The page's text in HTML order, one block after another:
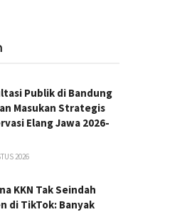
Publik di Bandung
Masukan Strategis
Elang Jawa 2026-
2026
KKN Tak Seindah
di TikTok: Banyak